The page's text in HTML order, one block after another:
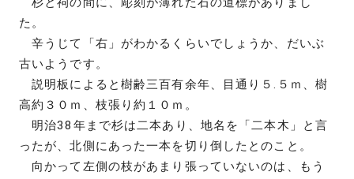
た。
辛うじて「右」がわかるくらいでしょうか、だいぶ
古いようです。
説明板によると樹齢三百有余年、目通り５.５ｍ、樹
高約３０ｍ、枝張り約１０ｍ。
明治38年まで杉は二本あり、地名を「二本木」と言
ったが、北側にあった一本を切り倒したとのこと。
向かって左側の枝があまり張っていないのは、もう